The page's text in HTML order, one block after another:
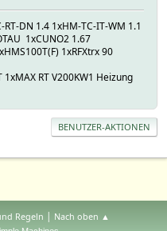
DN 1.4 1xHM-TC-IT-WM 1.1
1xCUNO2 1.67
1xRFXtrx 90
1xMAX RT V200KW1 Heizung
BENUTZER-AKTIONEN
Regeln | Nach oben ▲